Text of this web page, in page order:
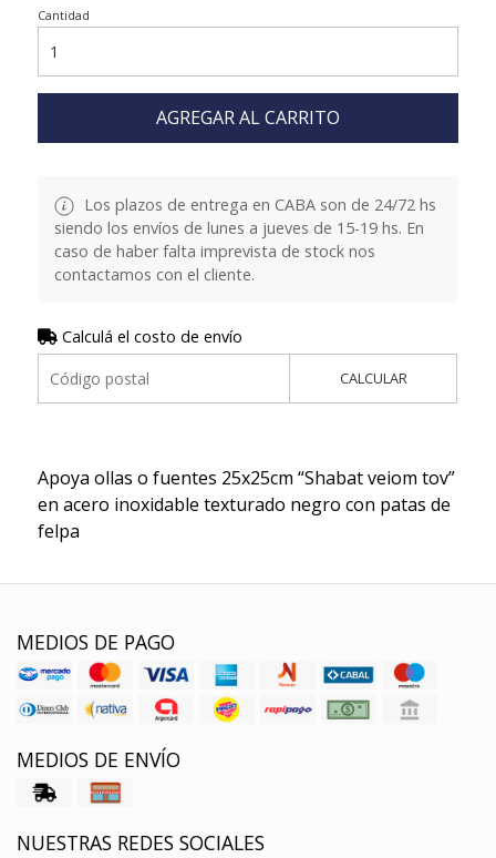
Cantidad
AGREGAR AL CARRITO
Los plazos de entrega en CABA son de 24/72 hs
siendo los envíos de lunes a jueves de 15-19 hs. En
caso de haber falta imprevista de stock nos
contactamos con el cliente.
Calculá el costo de envío
CALCULAR
Apoya ollas o fuentes 25x25cm “Shabat veiom tov”
en acero inoxidable texturado negro con patas de
felpa
MEDIOS DE PAGO
MEDIOS DE ENVÍO
NUESTRAS REDES SOCIALES